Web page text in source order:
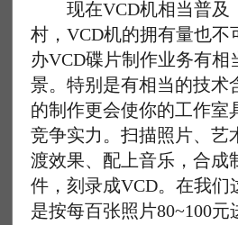
现在VCD机相当普及
村，VCD机的拥有量也不
办VCD碟片制作业务有相
景。特别是有相当的技术
的制作更会使你的工作室
竞争实力。扫描照片、艺
渡效果、配上音乐，合成
件，刻录成VCD。在我们
是按每百张照片80~100